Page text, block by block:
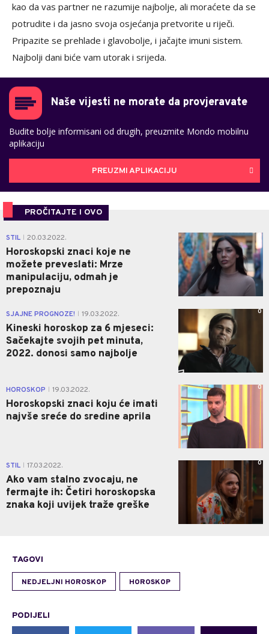
kao da vas partner ne razumije najbolje, ali moraćete da se
potrudite i da jasno svoja osjećanja pretvorite u riječi.
Pripazite se prehlade i glavobolje, i jačajte imuni sistem.
Najbolji dani biće vam utorak i srijeda.
Naše vijesti ne morate da provjeravate
Budite bolje informisani od drugih, preuzmite Mondo mobilnu
aplikaciju
PREUZMI APLIKACIJU
PROČITAJTE I OVO
STIL 20.03.2022.
Horoskopski znaci koje ne
možete preveslati: Mrze
manipulaciju, odmah je
prepoznaju
0
SJAJNE PROGNOZE! 19.03.2022.
Kineski horoskop za 6 mjeseci:
Sačekajte svojih pet minuta,
2022. donosi samo najbolje
0
HOROSKOP 19.03.2022.
Horoskopski znaci koju će imati
najvše sreće do sredine aprila
0
STIL 17.03.2022.
Ako vam stalno zvocaju, ne
fermajte ih: Četiri horoskopska
znaka koji uvijek traže greške
0
TAGOVI
NEDJELJNI HOROSKOP HOROSKOP
PODIJELI